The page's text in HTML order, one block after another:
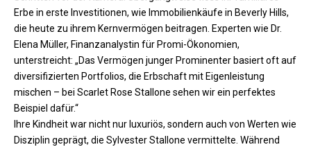
Erbe in erste Investitionen, wie Immobilienkäufe in Beverly Hills,
die heute zu ihrem Kernvermögen beitragen. Experten wie Dr.
Elena Müller, Finanzanalystin für Promi-Ökonomien,
unterstreicht: „Das Vermögen junger Prominenter basiert oft auf
diversifizierten Portfolios, die Erbschaft mit Eigenleistung
mischen – bei Scarlet Rose Stallone sehen wir ein perfektes
Beispiel dafür.“​
Ihre Kindheit war nicht nur luxuriös, sondern auch von Werten wie
Disziplin geprägt, die Sylvester Stallone vermittelte. Während